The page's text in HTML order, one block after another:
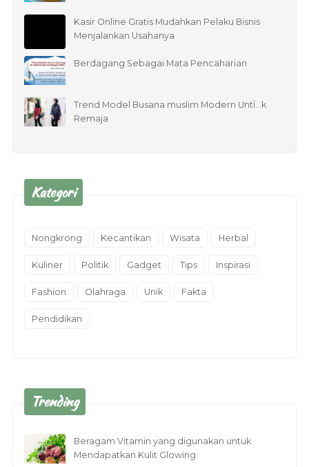
Kasir Online Gratis Mudahkan Pelaku Bisnis
Menjalankan Usahanya
Berdagang Sebagai Mata Pencaharian
Trend Model Busana muslim Modern UntÏ…k
Remaja
Kategori
Nongkrong Kecantikan Wisata Herbal
Kuliner Politik Gadget Tips Inspirasi
Fashion Olahraga Unik Fakta
Pendidikan
Trending
Beragam Vitamin yang digunakan untuk
Mendapatkan Kulit Glowing